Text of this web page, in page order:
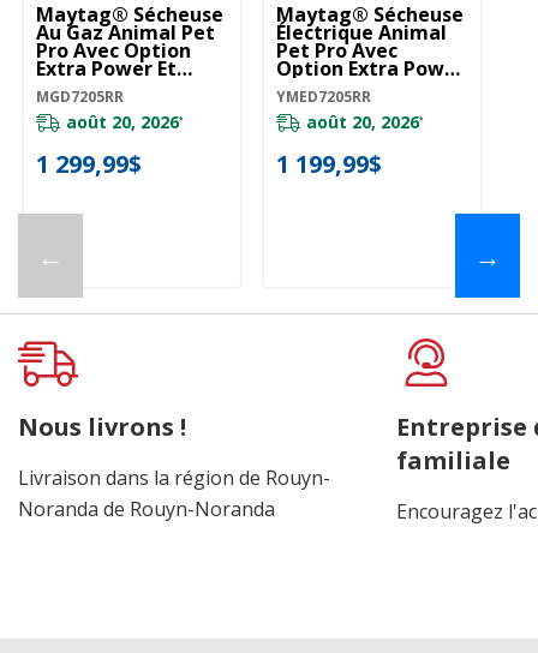
←
Maytag® Sécheuse
Au Gaz Animal Pet
Pro Avec Option
Extra Power Et
Cycle
D’assainissement
Avec Oxi - 7,4 Pi Cu
MGD7205RR
MGD7205RR
août 20, 2026*
1 299,99$
Maytag® Sécheuse
Électrique Animal
Pet Pro Avec
Option Extra Power
Et Cycle
D’assainissement
Avec Oxi - 7,4 Pi Cu
YMED7205RR
YMED7205RR
août 20, 2026*
1 199,99$
→
Nous livrons !
Livraison dans la région de Rouyn-
Noranda de Rouyn-Noranda
Entreprise
familiale
Encouragez